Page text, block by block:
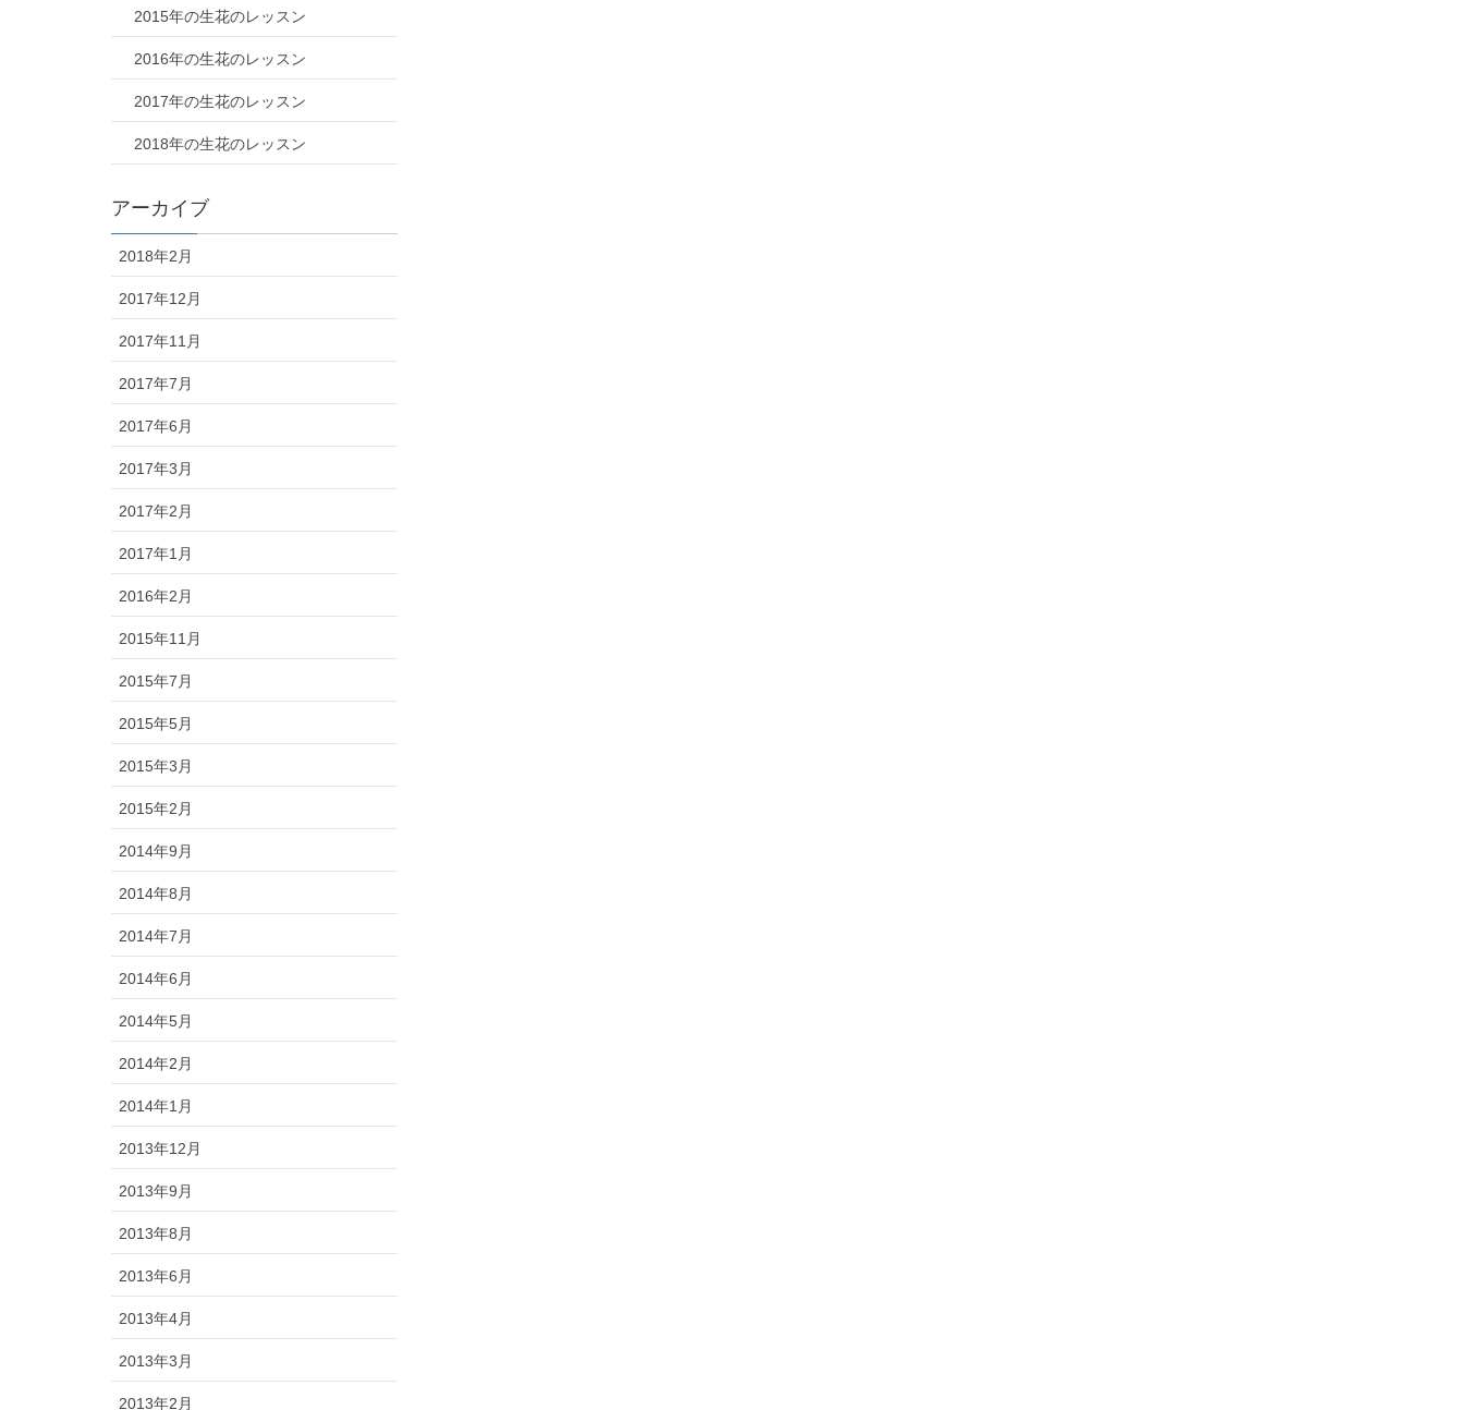
2015年の生花のレッスン
2016年の生花のレッスン
2017年の生花のレッスン
2018年の生花のレッスン
アーカイブ
2018年2月
2017年12月
2017年11月
2017年7月
2017年6月
2017年3月
2017年2月
2017年1月
2016年2月
2015年11月
2015年7月
2015年5月
2015年3月
2015年2月
2014年9月
2014年8月
2014年7月
2014年6月
2014年5月
2014年2月
2014年1月
2013年12月
2013年9月
2013年8月
2013年6月
2013年4月
2013年3月
2013年2月